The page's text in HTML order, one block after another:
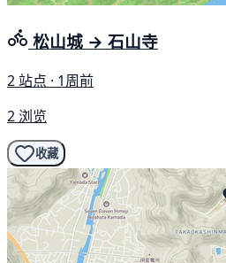
松山城 → 石山寺
2 站点 · 1周前
2 浏览
收藏